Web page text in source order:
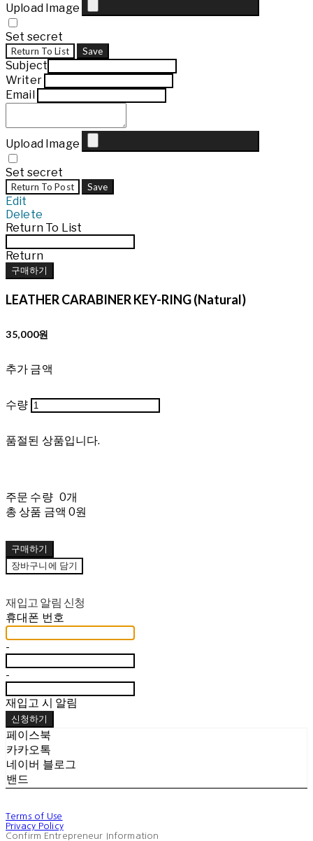
Upload Image
Set secret
Return To List Save
Subject
Writer
Email
Upload Image
Set secret
Return To Post Save
Edit
Delete
Return To List
Return
구매하기
LEATHER CARABINER KEY-RING (Natural)
35,000원
추가 금액
수량
품절된 상품입니다.
주문 수량 0개
총 상품 금액 0원
구매하기
장바구니에 담기
재입고 알림 신청
휴대폰 번호
-
-
재입고 시 알림
신청하기
페이스북
카카오톡
네이버 블로그
밴드
Terms of Use
Privacy Policy
Confirm Entrepreneur Information